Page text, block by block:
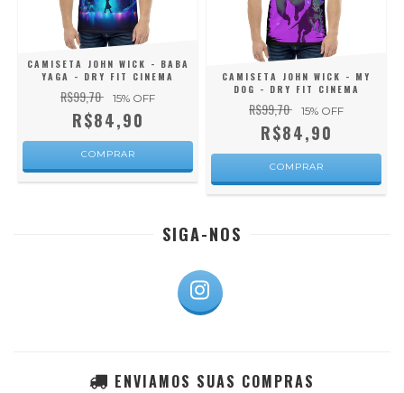
CAMISETA JOHN WICK - BABA
YAGA - DRY FIT CINEMA
R$99,70 15% OFF
R$84,90
COMPRAR
CAMISETA JOHN WICK - MY
DOG - DRY FIT CINEMA
R$99,70 15% OFF
R$84,90
COMPRAR
SIGA-NOS
ENVIAMOS SUAS COMPRAS